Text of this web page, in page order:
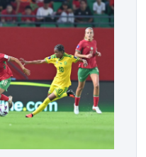
لخدمة أجندات التهييج
وائل الريفي” هذا الأحد